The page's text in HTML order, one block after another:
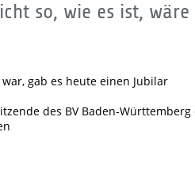
so, wie es ist,
gab es heute einen Jubilar
des BV Baden-